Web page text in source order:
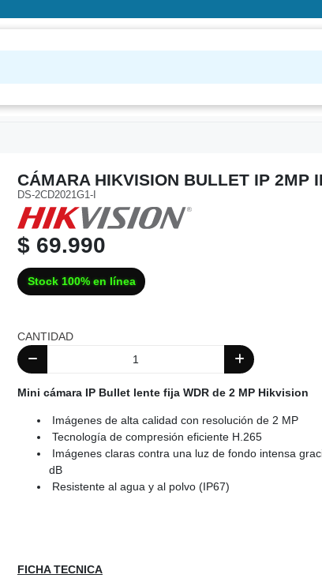
CÁMARA HIKVISION BULLET IP 2MP
DS-2CD2021G1-I
$ 69.990
Stock 100% en línea
CANTIDAD
Mini cámara IP Bullet lente fija WDR de 2 MP Hikvision
Imágenes de alta calidad con resolución de 2 MP
Tecnología de compresión eficiente H.265
Imágenes claras contra una luz de fondo intensa
dB
Resistente al agua y al polvo (IP67)
FICHA TECNICA